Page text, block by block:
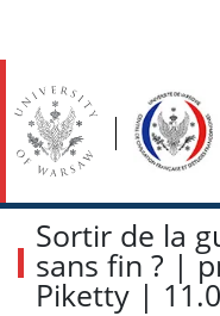
Sortir de la
sans fin ? |
Piketty |